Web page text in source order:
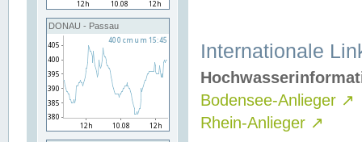
DONAU - Passau
Internationale
Bodensee-Anlieger ↗
Rhein-Anlieger ↗